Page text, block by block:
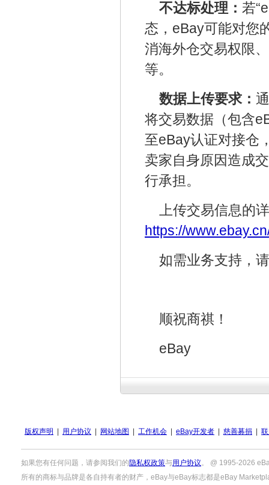
不达标处理： 若
态，eBay可能对您
消海外仓交易权限
等。
数据上传要求：
将交易数据（包含
至eBay认证对接仓
卖家自身原因造成
行承担。
上传交易信息的
https://
如需业务支持，
顺祝商祺！
eBay
版权声明 用户协议 网站地图 工作机会 eBay开发者 慈善募捐
如果您有任何问题，请参阅我们的隐私权政策与用户协议。 @ 1995-2026
所有的商标与品牌是各自持有者的财产，eBay与eBay标志都是eBay